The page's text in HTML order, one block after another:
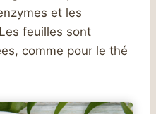
et les
feuilles sont
comme pour le thé